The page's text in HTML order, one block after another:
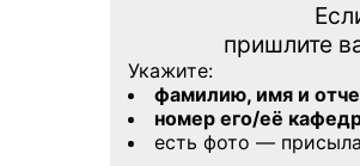
пришлите
Укажите:
фамилию, имя и
номер его/её
есть фото —